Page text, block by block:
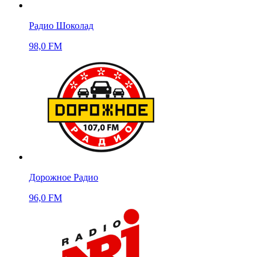
Радио Шоколад
98,0 FM
Дорожное Радио
96,0 FM